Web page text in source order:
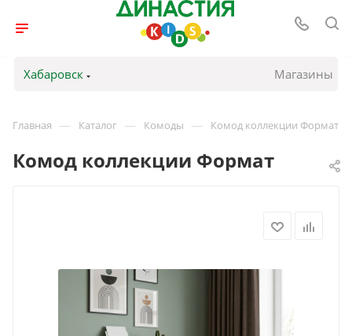
Хабаровск Магазины
Главная — Каталог — Комоды — Комод коллекции Формат
Комод коллекции Формат